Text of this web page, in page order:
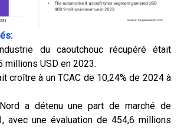
du caoutchouc récupéré était
millions USD en 2023.
croître à un TCAC de 10,24% de 2024 à
a détenu une part de marché de
avec une évaluation de 454,6 millions